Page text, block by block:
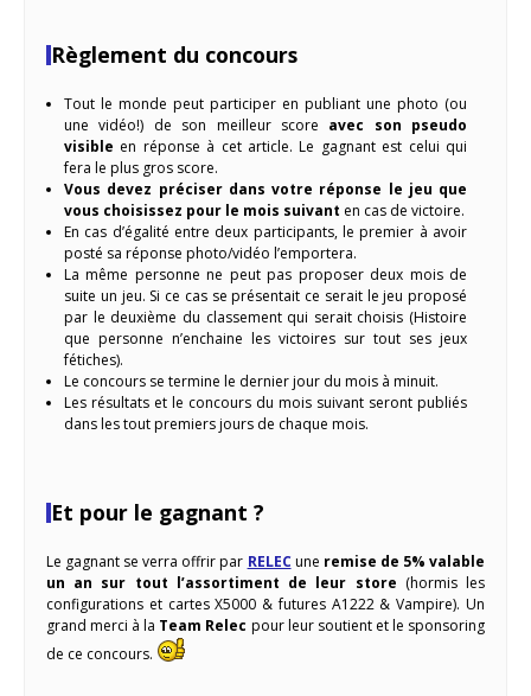
Règlement du concours
Tout le monde peut participer en publiant une photo (ou
une vidéo!) de son meilleur score avec son pseudo
visible en réponse à cet article. Le gagnant est celui qui
fera le plus gros score.
Vous devez préciser dans votre réponse le jeu que
vous choisissez pour le mois suivant en cas de victoire.
En cas d’égalité entre deux participants, le premier à avoir
posté sa réponse photo/vidéo l’emportera.
La même personne ne peut pas proposer deux mois de
suite un jeu. Si ce cas se présentait ce serait le jeu proposé
par le deuxième du classement qui serait choisis (Histoire
que personne n’enchaine les victoires sur tout ses jeux
fétiches).
Le concours se termine le dernier jour du mois à minuit.
Les résultats et le concours du mois suivant seront publiés
dans les tout premiers jours de chaque mois.
Et pour le gagnant ?
Le gagnant se verra offrir par RELECune remise de 5% valable
un an sur tout l’assortiment de leur store (hormis les
configurations et cartes X5000 & futures A1222 & Vampire). Un
grand merci à la Team Relec pour leur soutient et le sponsoring
de ce concours.